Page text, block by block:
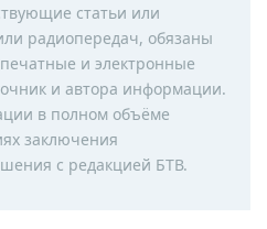
статьи или
радиопередач, обязаны
и электронные
и автора информации.
в полном объёме
заключения
с редакцией БТВ.